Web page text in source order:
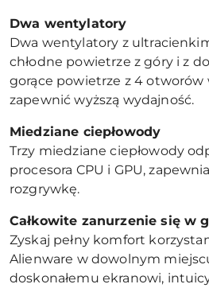
Dwa wentylatory
Dwa wentylatory z
chłodne powietrze z góry i z
gorące powietrze z 4 otworów
zapewnić wyższą wydajność.
Miedziane ciepłowody
Trzy miedziane ciepłowody
procesora CPU i GPU,
rozgrywkę.
Całkowite zanurzenie się w
Zyskaj pełny komfort
Alienware w dowolnym
doskonałemu ekranowi,